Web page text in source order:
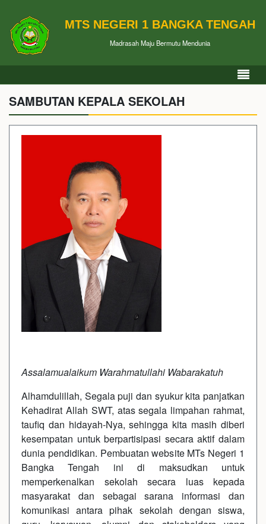
MTS NEGERI 1 BANGKA TENGAH
Madrasah Maju Bermutu Mendunia
SAMBUTAN KEPALA SEKOLAH
Assalamualaikum Warahmatullahi Wabarakatuh
Alhamdulillah, Segala puji dan syukur kita panjatkan
Kehadirat Allah SWT, atas segala limpahan rahmat,
taufiq dan hidayah-Nya, sehingga kita masih diberi
kesempatan untuk berpartisipasi secara aktif dalam
dunia pendidikan. Pembuatan website MTs Negeri 1
Bangka Tengah ini di maksudkan untuk
memperkenalkan sekolah secara luas kepada
masyarakat dan sebagai sarana informasi dan
komunikasi antara pihak sekolah dengan siswa,